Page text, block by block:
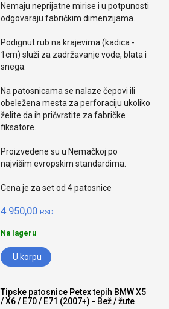
Nemaju neprijatne mirise i u potpunosti
odgovaraju fabričkim dimenzijama.
Podignut rub na krajevima (kadica -
1cm) služi za zadržavanje vode, blata i
snega.
Na patosnicama se nalaze čepovi ili
obeležena mesta za perforaciju ukoliko
želite da ih pričvrstite za fabričke
fiksatore.
Proizvedene su u Nemačkoj po
najvišim evropskim standardima.
Cena je za set od 4 patosnice
4.950,00 RSD.
Na lageru
U korpu
Tipske patosnice Petex tepih BMW X5
/ X6 / E70 / E71 (2007+) - Bež / žute